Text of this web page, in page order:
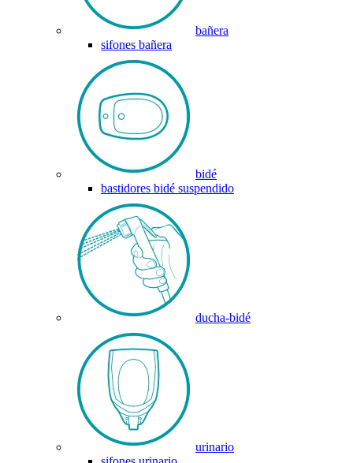
bañera
sifones bañera
bidé
bastidores bidé suspendido
ducha-bidé
urinario